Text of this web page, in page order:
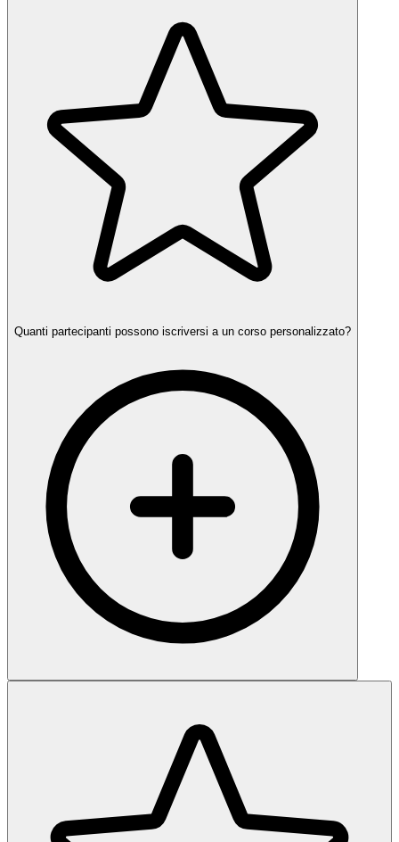
Quanti partecipanti possono iscriversi a un corso personalizzato?